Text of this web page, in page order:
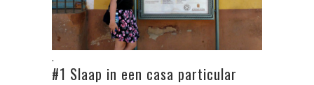
.
#1 Slaap in een casa particular